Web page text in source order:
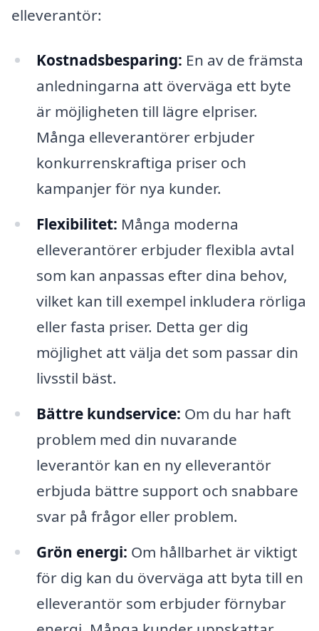
elleverantör:
Kostnadsbesparing: En av de främsta
anledningarna att överväga ett byte
är möjligheten till lägre elpriser.
Många elleverantörer erbjuder
konkurrenskraftiga priser och
kampanjer för nya kunder.
Flexibilitet: Många moderna
elleverantörer erbjuder flexibla avtal
som kan anpassas efter dina behov,
vilket kan till exempel inkludera rörliga
eller fasta priser. Detta ger dig
möjlighet att välja det som passar din
livsstil bäst.
Bättre kundservice: Om du har haft
problem med din nuvarande
leverantör kan en ny elleverantör
erbjuda bättre support och snabbare
svar på frågor eller problem.
Grön energi: Om hållbarhet är viktigt
för dig kan du överväga att byta till en
elleverantör som erbjuder förnybar